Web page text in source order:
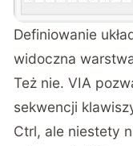
Definiowanie
widoczna
Też nie. VIA
sekwencji
Ctrl, ale niestety